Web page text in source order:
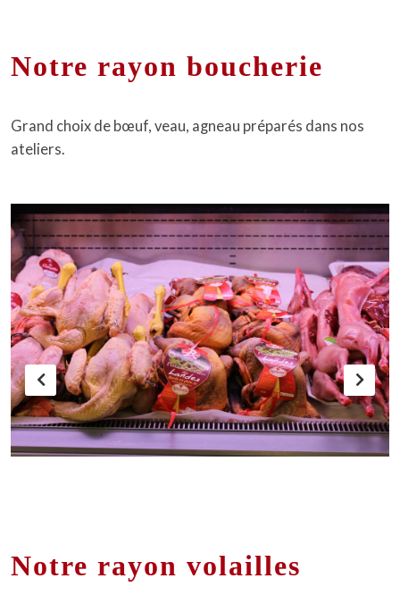
Notre rayon boucherie
Grand choix de bœuf, veau, agneau préparés dans nos
ateliers.
Notre rayon volailles